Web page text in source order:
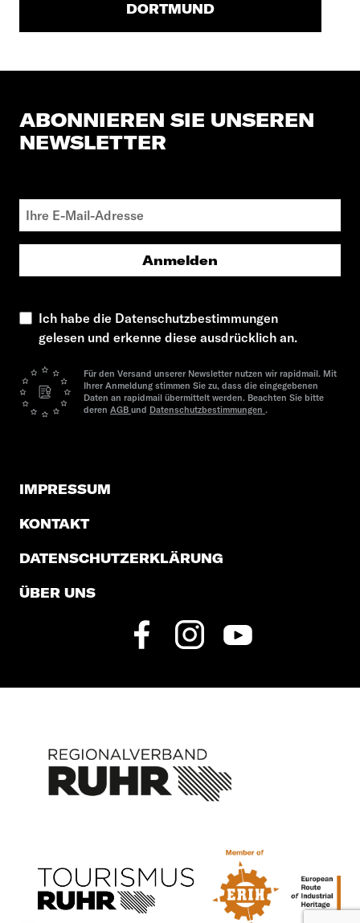
DORTMUND
ABONNIEREN SIE UNSEREN
NEWSLETTER
Anmelden
Ich habe die Datenschutzbestimmungen
gelesen und erkenne diese ausdrücklich an.
Für den Versand unserer Newsletter nutzen wir rapidmail. Mit
Ihrer Anmeldung stimmen Sie zu, dass die eingegebenen
Daten an rapidmail übermittelt werden. Beachten Sie bitte
deren AGB und Datenschutzbestimmungen .
IMPRESSUM
KONTAKT
DATENSCHUTZERKLÄRUNG
ÜBER UNS